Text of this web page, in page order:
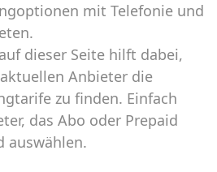
mit Telefonie und
auf dieser Seite hilft dabei,
Anbieter die
zu finden. Einfach
das Abo oder Prepaid
auswählen.